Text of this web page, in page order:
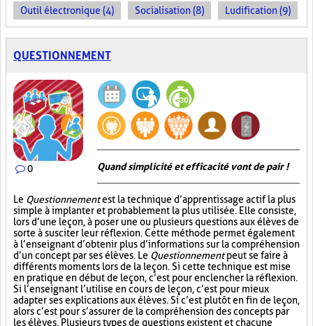
Outil électronique (4) Socialisation (8) Ludification (9)
QUESTIONNEMENT
0 Quand simplicité et efficacité vont de pair !
Le Questionnementest la technique d’apprentissage actif la plus
simple à implanter et probablement la plus utilisée. Elle consiste,
lors d’une leçon, à poser une ou plusieurs questions aux élèves de
sorte à susciter leur réflexion. Cette méthode permet également
à l’enseignant d’obtenir plus d’informations sur la compréhension
d’un concept par ses élèves. Le Questionnementpeut se faire à
différents moments lors de la leçon. Si cette technique est mise
en pratique en début de leçon, c’est pour enclencher la réflexion.
Si l’enseignant l’utilise en cours de leçon, c’est pour mieux
adapter ses explications aux élèves. Si c’est plutôt en fin de leçon,
alors c’est pour s’assurer de la compréhension des concepts par
les élèves. Plusieurs types de questions existent et chacune